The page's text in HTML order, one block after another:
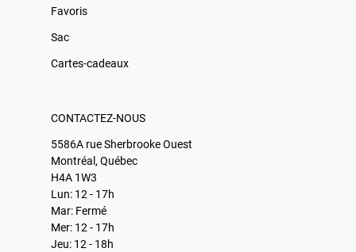
Favoris
Sac
Cartes-cadeaux
CONTACTEZ-NOUS
5586A rue Sherbrooke Ouest
Montréal, Québec
H4A 1W3
Lun: 12 - 17h
Mar: Fermé
Mer: 12 - 17h
Jeu: 12 - 18h